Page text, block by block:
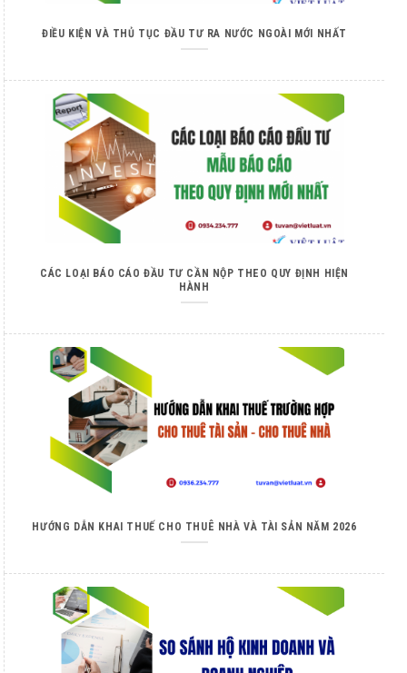
ĐIỀU KIỆN VÀ THỦ TỤC ĐẦU TƯ RA NƯỚC NGOÀI MỚI NHẤT
CÁC LOẠI BÁO CÁO ĐẦU TƯ CẦN NỘP THEO QUY ĐỊNH HIỆN
HÀNH
HƯỚNG DẪN KHAI THUẾ CHO THUÊ NHÀ VÀ TÀI SẢN NĂM 2026